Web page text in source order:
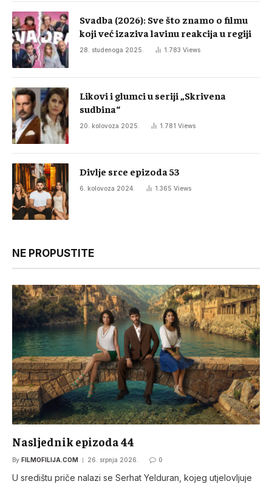
Svadba (2026): Sve što znamo o filmu
koji već izaziva lavinu reakcija u regiji
28. studenoga 2025. 1.783 Views
Likovi i glumci u seriji „Skrivena
sudbina“
20. kolovoza 2025. 1.781 Views
Divlje srce epizoda 53
6. kolovoza 2024. 1.365 Views
NE PROPUSTITE
Nasljednik epizoda 44
By FILMOFILIJA.COM 26. srpnja 2026. 0
U središtu priče nalazi se Serhat Yelduran, kojeg utjelovljuje